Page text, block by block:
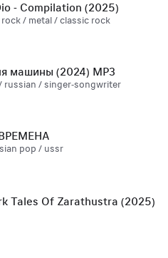
- Compilation (2025)
/ metal / classic rock
VA - Музыка для машины (2024) MP3
russian / singer-songwriter
pop / ussr
Tales Of Zarathustra (2025)